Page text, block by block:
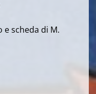
e scheda di M.